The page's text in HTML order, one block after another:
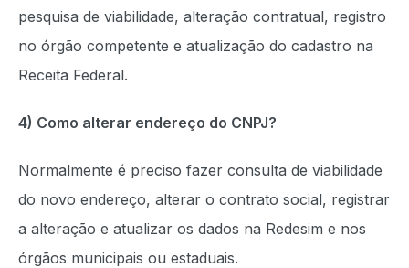
pesquisa de viabilidade, alteração contratual, registro
no órgão competente e atualização do cadastro na
Receita Federal.
4) Como alterar endereço do CNPJ?
Normalmente é preciso fazer consulta de viabilidade
do novo endereço, alterar o contrato social, registrar
a alteração e atualizar os dados na Redesim e nos
órgãos municipais ou estaduais.